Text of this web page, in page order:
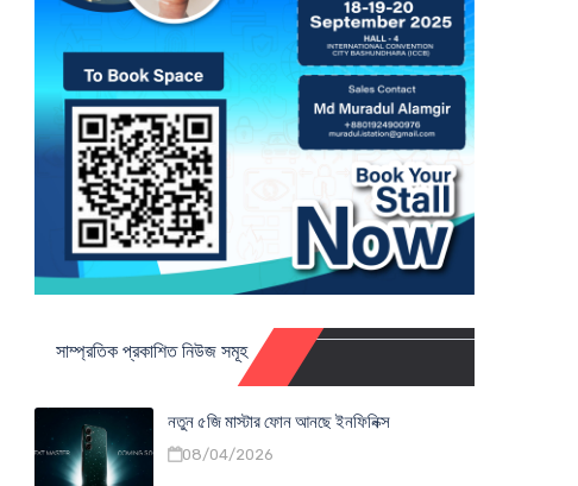
সাম্প্রতিক প্রকাশিত নিউজ সমূহ
নতুন ৫জি মাস্টার ফোন আনছে ইনফিনিক্স
08/04/2026